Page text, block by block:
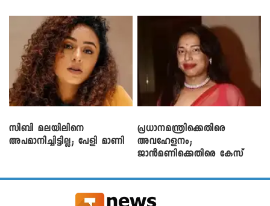
സിബി മലയിലിനെ
അപമാനിച്ചിട്ടില്ല; പേളി മാണി
പ്രധാനമന്ത്രിക്കെതിരെ
അവഹേളനം;
ജാൻമണിക്കെതിരെ കേസ്